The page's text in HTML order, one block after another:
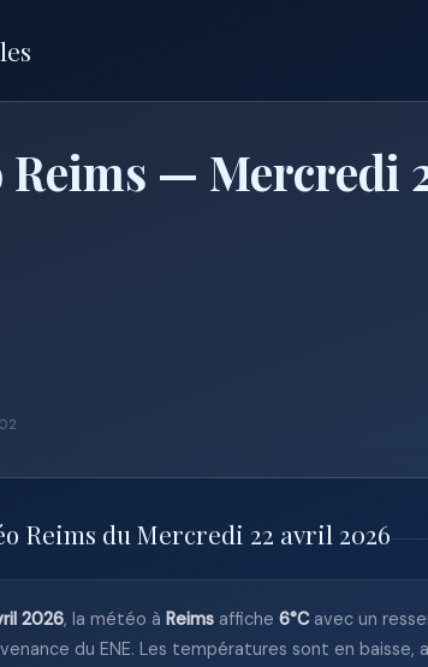
Reims — Mercredi
Reims du Mercredi 22 avril 2026
2026, la météo à Reims affiche 6°Cavec un
du ENE. Les températures sont en baisse,